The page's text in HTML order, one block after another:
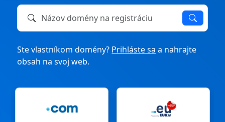
Názov domény na registráciu alebo prevod
Ste vlastníkom domény? Prihláste sa a nahrajte
obsah na svoj web.